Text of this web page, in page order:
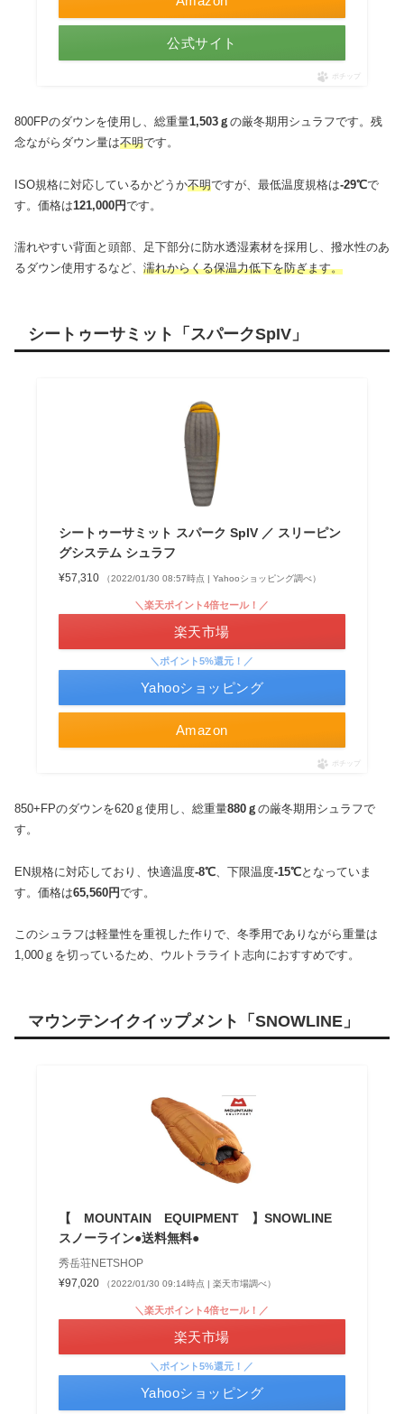
公式サイト
ポチップ
800FPのダウンを使用し、総重量1,503ｇ の厳冬期用シュラフです。残
念ながらダウン量は不明です。
ISO規格に対応しているかどうか不明ですが、最低温度規格は-29℃で
す。価格は121,000円です。
濡れやすい背面と頭部、足下部分に防水透湿素材を採用し、撥水性のあ
るダウン使用するなど、 濡れからくる保温力低下を防ぎます。
シートゥーサミット「スパークSpIV」
シートゥーサミット スパーク SpIV ／ スリーピン
グシステム シュラフ
¥57,310 （2022/01/30 08:57時点 | Yahooショッピング調べ）
Amazon
＼楽天ポイント4倍セール！／
楽天市場
＼ポイント5%還元！／
Yahooショッピング
ポチップ
850+FPのダウンを620ｇ使用し、総重量880ｇ の厳冬期用シュラフで
す。
EN規格に対応しており、快適温度-8℃ 、下限温度-15℃となっていま
す。価格は65,560円です。
このシュラフは軽量性を重視した作りで、冬季用でありながら重量は
1,000ｇを切っているため、ウルトラライト志向におすすめです。
マウンテンイクイップメント「SNOWLINE」
【 MOUNTAIN EQUIPMENT 】SNOWLINE
スノーライン●送料無料●
秀岳荘NETSHOP
¥97,020
（2022/01/30 09:14時点 | 楽天市場調べ）
＼楽天ポイント4倍セール！／
楽天市場
＼ポイント5%還元！／
Yahooショッピング